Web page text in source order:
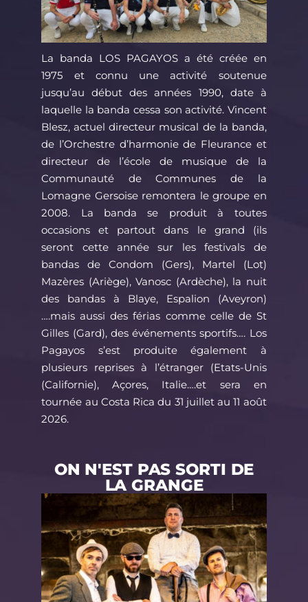
La banda LOS PAGAYOS a été créée en
1975 et connu une activité soutenue
jusqu’au début des années 1990, date à
laquelle la banda cessa son activité. Vincent
Blesz, actuel directeur musical de la banda,
de l’Orchestre d’harmonie de Fleurance et
directeur de l’école de musique de la
Communauté de Communes de la
Lomagne Gersoise remontera le groupe en
2008. La banda se produit à toutes
occasions et partout dans le grand (ils
seront cette année sur les festivals de
bandas de Condom (Gers), Martel (Lot)
Mazères (Ariège), Vanosc (Ardèche), la nuit
des bandas à Blaye, Espalion (Aveyron)
….mais aussi des férias comme celle de St
Gilles (Gard), des événements sportifs…. Los
Pagayos s’est produite également à
plusieurs reprises à l’étranger (Etats-Unis
(Californie), Açores, Italie….et sera en
tournée au Costa Rica du 31 juillet au 11 août
2026.
ON N'EST PAS SORTI DE
LA GRANGE